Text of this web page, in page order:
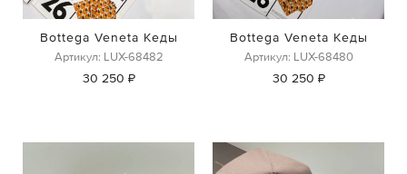
Bottega Veneta Кеды
Артикул: LUX-68482
30 250 ₽
Bottega Veneta Кеды
Артикул: LUX-68480
30 250 ₽